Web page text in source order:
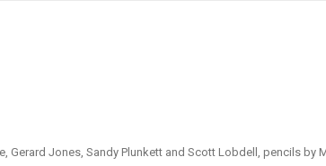
Gerard Jones, Sandy Plunkett and Scott Lobdell, pencils by